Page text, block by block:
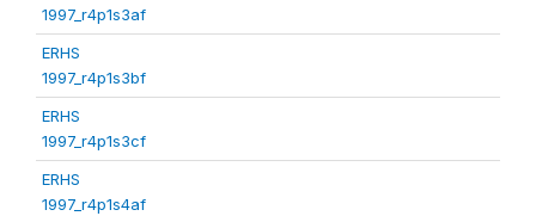
1997_r4p1s3af
ERHS
1997_r4p1s3bf
ERHS
1997_r4p1s3cf
ERHS
1997_r4p1s4af